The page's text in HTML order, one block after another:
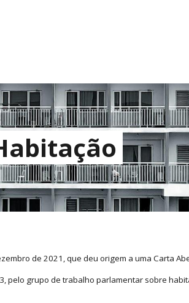
Skip to
de 2021, que deu origem a uma Carta
pelo grupo de trabalho parlamentar sobre